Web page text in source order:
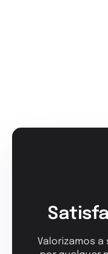
Valorizamos